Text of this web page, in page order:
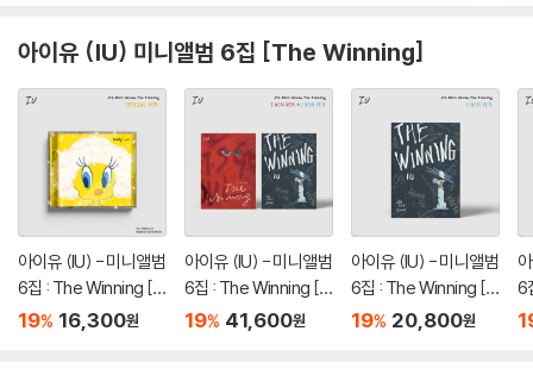
아이유 (IU) 미니앨범 6집 [The Winning]
아이유 (IU) - 미니앨범
6집 : The Winning [S
pecial ver.]
19% 16,300원
아이유 (IU) - 미니앨범
6집 : The Winning [2
종 SET]
19% 41,600원
아이유 (IU) - 미니앨범
6집 : The Winning [U
win ver.]
19% 20,800원
6